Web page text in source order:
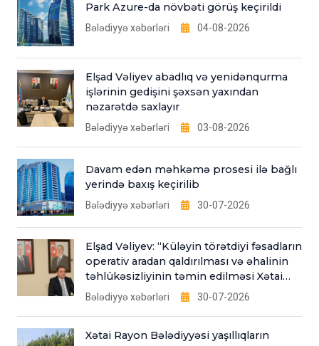
Park Azure-da növbəti görüş keçirildi
Bələdiyyə xəbərləri 04-08-2026
Elşad Vəliyev abadlıq və yenidənqurma
işlərinin gedişini şəxsən yaxından
nəzarətdə saxlayır
Bələdiyyə xəbərləri 03-08-2026
Davam edən məhkəmə prosesi ilə bağlı
yerində baxış keçirilib
Bələdiyyə xəbərləri 30-07-2026
Elşad Vəliyev: “Küləyin törətdiyi fəsadların
operativ aradan qaldırılması və əhalinin
təhlükəsizliyinin təmin edilməsi Xətai
Bələdiyyəsinin əsas fəaliyyət
istiqamətlərindəndir”
Bələdiyyə xəbərləri 30-07-2026
Xətai Rayon Bələdiyyəsi yaşıllıqların